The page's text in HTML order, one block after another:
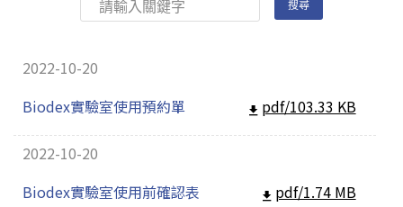
Open
系友回娘家
2022-10-20
Biodex實驗室使用預約單
pdf/103.33 KB
2022-10-20
Biodex實驗室使用前確認表
pdf/1.74 MB